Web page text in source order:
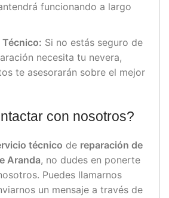
funcionando a largo
Si no estás seguro de
necesita tu nevera,
te asesorarán sobre el mejor
con nosotros?
técnico de reparación de
Aranda, no dudes en ponerte
Puedes llamarnos
un mensaje a través de